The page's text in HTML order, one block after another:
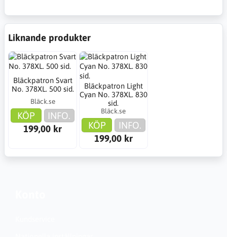
Liknande produkter
Bläckpatron Svart
No. 378XL. 500 sid.
Bläck.se
KÖP
INFO.
199,00 kr
Bläckpatron Light
Cyan No. 378XL. 830
sid.
Bläck.se
KÖP
INFO.
199,00 kr